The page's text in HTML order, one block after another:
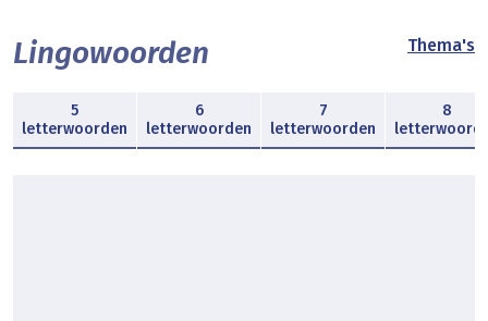
Lingowoorden Thema's
5
letterwoorden
6
letterwoorden
7
letterwoorden
8